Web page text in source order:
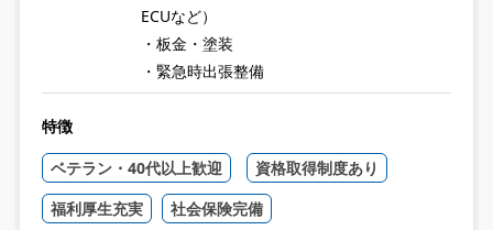
ECUなど）
・板金・塗装
・緊急時出張整備
特徴
ベテラン・40代以上歓迎
資格取得制度あり
福利厚生充実
社会保険完備